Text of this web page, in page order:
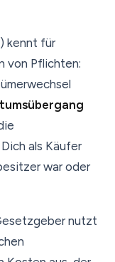
kennt für
von Pflichten:
als Käufer
war oder
nutzt